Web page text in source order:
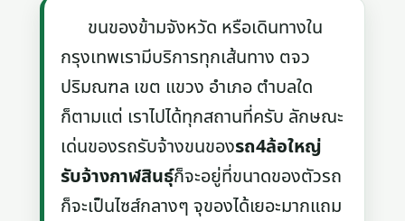
ขนของข้ามจังหวัด หรือเดินทางใน
กรุงเทพเรามีบริการทุกเส้นทาง ตจว
ปริมณฑล เขต แขวง อำเภอ ตำบลใด
ก็ตามแต่ เราไปได้ทุกสถานที่ครับ ลักษณะ
เด่นของรถรับจ้างขนของรถ4ล้อใหญ่
รับจ้างกาฬสินธุ์ก็จะอยู่ที่ขนาดของตัวรถ
ก็จะเป็นไซส์กลางๆ จุของได้เยอะมากแถม